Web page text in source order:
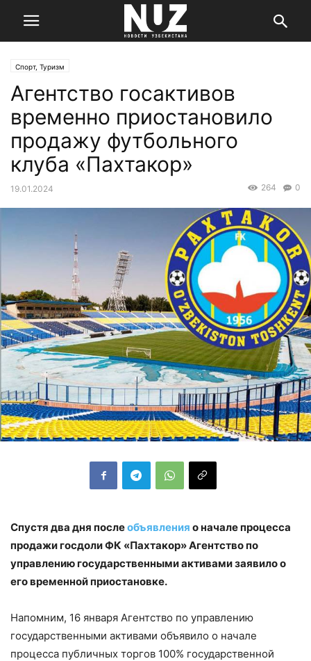
Спорт, Туризм
Агентство госактивов
временно приостановило
продажу футбольного
клуба «Пахтакор»
19.01.2024 0
264
Спустя два дня послеобъявления о начале процесса
продажи госдоли ФК «Пахтакор» Агентство по
управлению государственными активами заявило о
его временной приостановке.
Напомним, 16 января Агентство по управлению
государственными активами объявило о начале
процесса публичных торгов 100% государственной